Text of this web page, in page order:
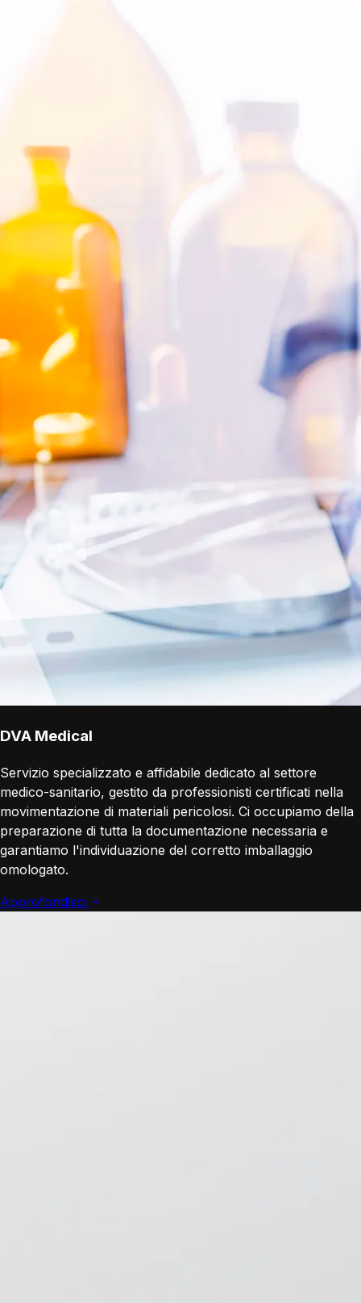
DVA Medical
Servizio specializzato e affidabile dedicato al settore
medico-sanitario, gestito da professionisti certificati nella
movimentazione di materiali pericolosi. Ci occupiamo della
preparazione di tutta la documentazione necessaria e
garantiamo l'individuazione del corretto imballaggio
omologato.
Approfondisci